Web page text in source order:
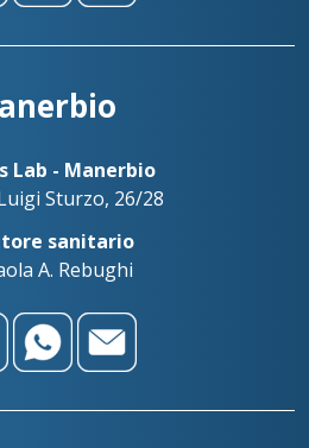
Lab - Manerbio
Sturzo, 26/28
sanitario
A. Rebughi